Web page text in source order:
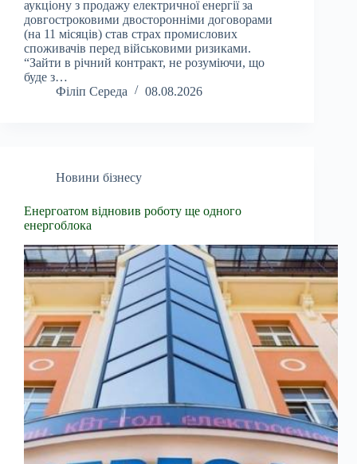
аукціону з продажу електричної енергії за
довгостроковими двосторонніми договорами
(на 11 місяців) став страх промислових
споживачів перед військовими ризиками.
“Зайти в річний контракт, не розуміючи, що
буде з…
Філіп Середа
08.08.2026
Новини бізнесу
Енергоатом відновив роботу ще одного
енергоблока